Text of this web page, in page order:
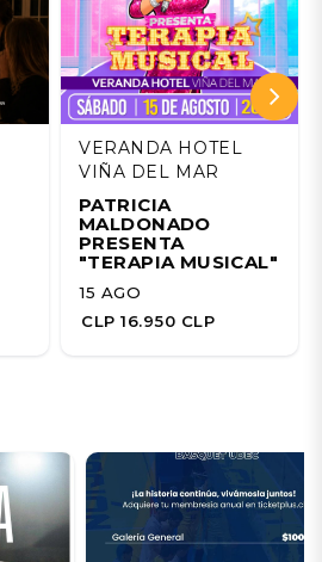
VERANDA HOTEL
VIÑA DEL MAR
PATRICIA
MALDONADO
PRESENTA
"TERAPIA MUSICAL"
15 AGO
CLP 16.950 CLP